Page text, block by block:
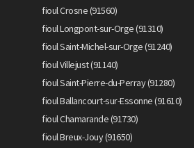
fioul Crosne (91560)
fioul Longpont-sur-Orge (91310)
fioul Saint-Michel-sur-Orge (91240)
fioul Villejust (91140)
fioul Saint-Pierre-du-Perray (91280)
fioul Ballancourt-sur-Essonne (91610)
fioul Chamarande (91730)
fioul Breux-Jouy (91650)